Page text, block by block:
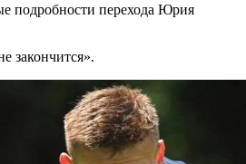
подробности перехода Юрия
закончится».